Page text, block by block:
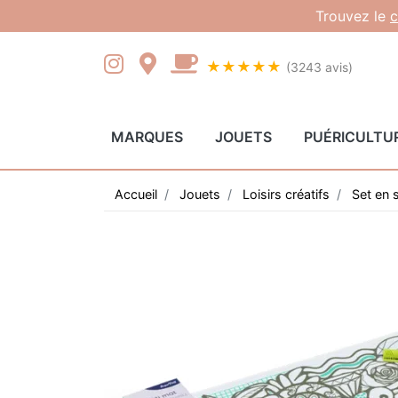
Trouvez le
★★★★★ (3243 avis)
MARQUES JOUETS
Accueil Jouets Loisirs créatifs Set en